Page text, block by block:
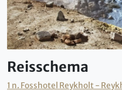
Reisschema
1 n. Fosshotel Reykholt -